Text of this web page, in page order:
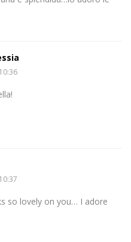
so lovely on you… I adore